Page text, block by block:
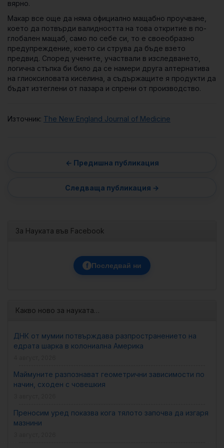
вярно.
Макар все още да няма официално мащабно проучване,
което да потвърди валидността на това откритие в по-
глобален мащаб, само по себе си, то е своеобразно
предупреждение, което си струва да бъде взето
предвид. Според учените, участвали в изследването,
логична стъпка би било да се намери друга алтернатива
на глиоксиловата киселина, а съдържащите я продукти да
бъдат изтеглени от пазара и спрени от производство.
Източник: The New England Journal of Medicine
За Науката във Facebook
f Последвай ни
Какво ново за науката…
ДНК от мумии потвърждава разпространението на
едрата шарка в колониална Америка
Маймуните разпознават геометрични зависимости по
начин, сходен с човешкия
Преносим уред показва кога тялото започва да изгаря
мазнини